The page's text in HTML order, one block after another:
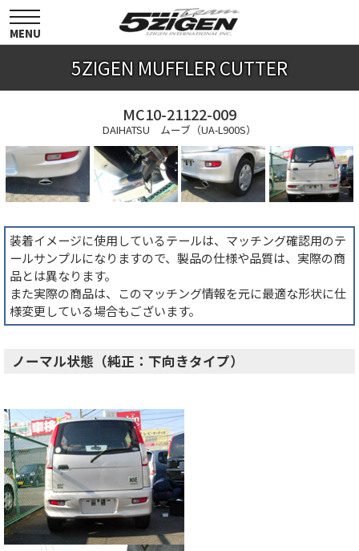
toggle
navigation
MENU
5ZIGEN MUFFLER CUTTER
MC10-21122-009
DAIHATSU ムーブ（UA-L900S）
装着イメージに使用しているテールは、マッチング確認用のテ
ールサンプルになりますので、製品の仕様や品質は、実際の商
品とは異なります。
また実際の商品は、このマッチング情報を元に最適な形状に仕
様変更している場合もございます。
ノーマル状態（純正：下向きタイプ）